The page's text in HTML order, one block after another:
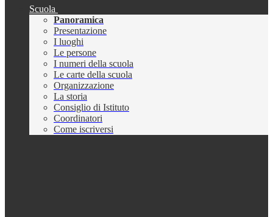
Scuola
Panoramica
Presentazione
I luoghi
Le persone
I numeri della scuola
Le carte della scuola
Organizzazione
La storia
Consiglio di Istituto
Coordinatori
Come iscriversi